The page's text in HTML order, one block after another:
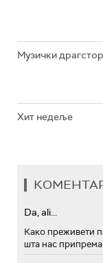
Музички драгстор
Хит недеље
Da, ali...
Како преживети
шта нас